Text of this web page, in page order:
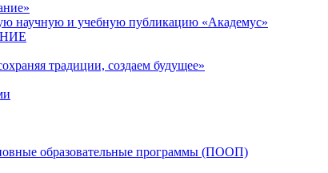
научную и учебную публикацию «Академус»
традиции, создаем будущее»
образовательные программы (ПООП)